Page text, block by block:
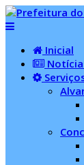
Inicial